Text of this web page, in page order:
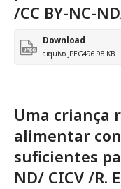
/CC BY-NC-
Download
arquivo JPEG496.98 KB
Uma criança
alimentar
suficientes
ND/ CICV /R.